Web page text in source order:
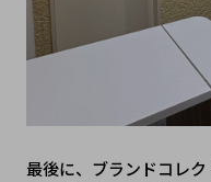
最後に、ブランドコレ